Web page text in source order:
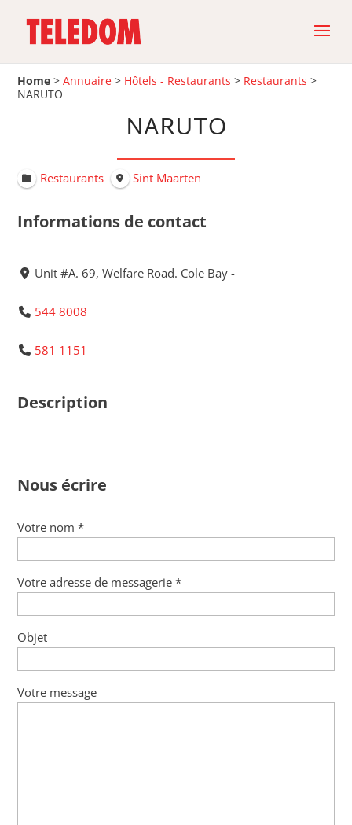
Home >Annuaire > Hôtels - Restaurants > Restaurants >
NARUTO
NARUTO
Restaurants Sint Maarten
Informations de contact
Unit #A. 69, Welfare Road. Cole Bay -
544 8008
581 1151
Description
Nous écrire
Votre nom *
Votre adresse de messagerie *
Objet
Votre message